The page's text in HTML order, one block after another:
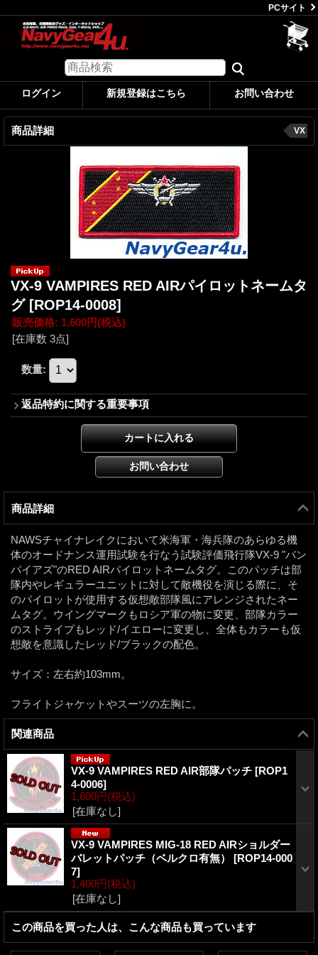
PCサイト
ログイン 新規登録はこちら お問い合わせ
商品詳細 VX
VX-9 VAMPIRES RED AIRパイロットネームタ
グ [ROP14-0008]
販売価格: 1,600円(税込)
[在庫数 3点]
数量:
返品特約に関する重要事項
商品詳細
NAWSチャイナレイクにおいて米海軍・海兵隊のあらゆる機
体のオードナンス運用試験を行なう試験評価飛行隊VX-9 "バン
パイアズ"のRED AIRパイロットネームタグ。このパッチは部
隊内やレギュラーユニットに対して敵機役を演じる際に、そ
のパイロットが使用する仮想敵部隊風にアレンジされたネー
ムタグ。ウイングマークもロシア軍の物に変更、部隊カラー
のストライプもレッド/イエローに変更し、全体もカラーも仮
想敵を意識したレッド/ブラックの配色。
サイズ：左右約103mm。
フライトジャケットやスーツの左胸に。
関連商品
VX-9 VAMPIRES RED AIR部隊パッチ [ROP1
4-0006]
1,600円(税込)
[在庫なし]
VX-9 VAMPIRES MIG-18 RED AIRショルダー
バレットパッチ（ベルクロ有無） [ROP14-000
7]
1,400円(税込)
[在庫なし]
この商品を買った人は、こんな商品も買っています